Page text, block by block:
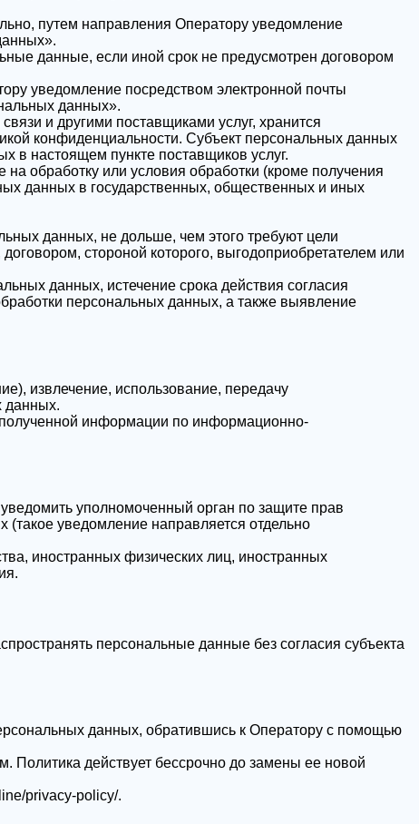
путем направления Оператору уведомление
данные, если иной срок не предусмотрен договором
уведомление посредством электронной почты
данных».
и другими поставщиками услуг, хранится
конфиденциальности. Субъект персональных данных
в настоящем пункте поставщиков услуг.
обработку или условия обработки (кроме получения
данных в государственных, общественных и иных
данных, не дольше, чем этого требуют цели
стороной которого, выгодоприобретателем или
данных, истечение срока действия согласия
персональных данных, а также выявление
извлечение, использование, передачу
данных.
информации по информационно-
уполномоченный орган по защите прав
уведомление направляется отдельно
иностранных физических лиц, иностранных
персональные данные без согласия субъекта
данных, обратившись к Оператору с помощью
действует бессрочно до замены ее новой
privacy-policy/.